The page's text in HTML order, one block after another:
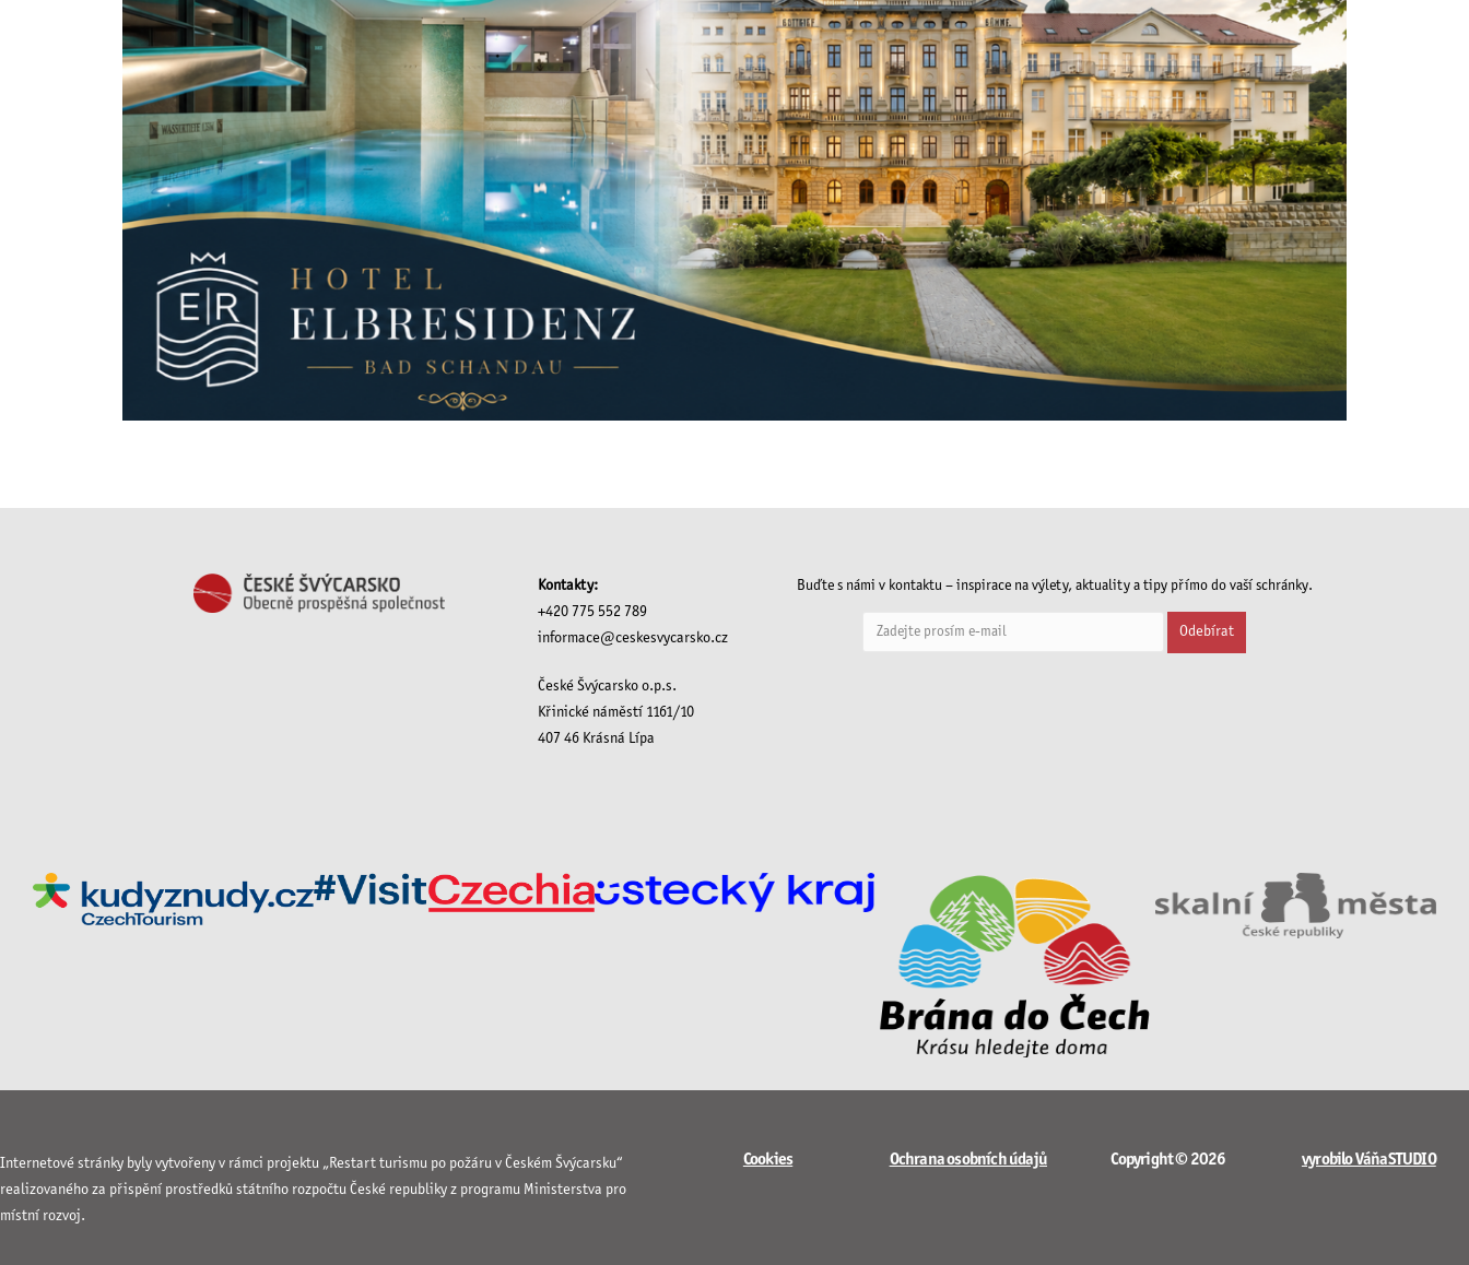
Kontakty:
+420 775 552 789
informace@ceskesvycarsko.cz
České Švýcarsko o.p.s.
Křinické náměstí 1161/10
407 46 Krásná Lípa
Buďte s námi v kontaktu – inspirace na výlety, aktuality a tipy přímo do vaší schránky.
Odebírat
Internetové stránky byly vytvořeny v rámci projektu „Restart turismu po požáru v Českém Švýcarsku“
realizovaného za přispění prostředků státního rozpočtu České republiky z programu Ministerstva pro
místní rozvoj.
Cookies Ochrana osobních údajů Copyright © 2026 vyrobilo VáňaSTUDIO